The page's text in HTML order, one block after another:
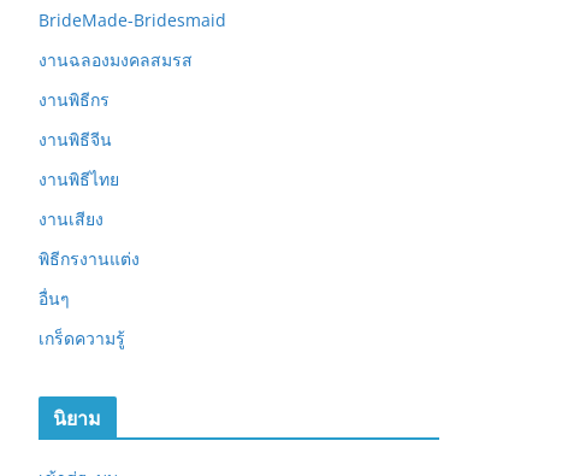
BrideMade-Bridesmaid
งานฉลองมงคลสมรส
งานพิธีกร
งานพิธีจีน
งานพิธีไทย
งานเสียง
พิธีกรงานแต่ง
อื่นๆ
เกร็ดความรู้
นิยาม